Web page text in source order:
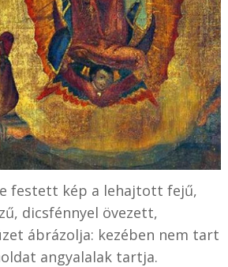
festett kép a lehajtott fejű,
dicsfénnyel övezett,
ábrázolja: kezében nem tart
angyalalak tartja.